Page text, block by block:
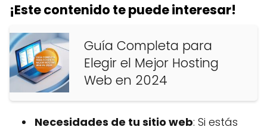
¡Este contenido te puede interesar!
Guía Completa para
Elegir el Mejor Hosting
Web en 2024
Necesidades de tu sitio web: Si estás